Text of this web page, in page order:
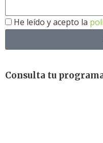
He leído y acepto la
Consulta tu